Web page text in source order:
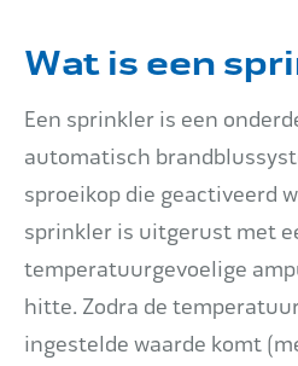
Mijn Aqua+
Wat is een
Een sprinkler is een
automatisch
sproeikop die geactiveerd
sprinkler is uitgerust met
temperatuurgevoelige
hitte. Zodra de
ingestelde waarde komt